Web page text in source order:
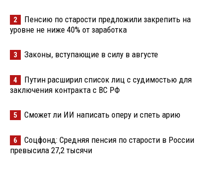
2
Пенсию по старости предложили закрепить на
уровне не ниже 40% от заработка
3 Законы, вступающие в силу в августе
4
Путин расширил список лиц с судимостью для
заключения контракта с ВС РФ
5 Сможет ли ИИ написать оперу и спеть арию
6
Соцфонд: Средняя пенсия по старости в России
превысила 27,2 тысячи